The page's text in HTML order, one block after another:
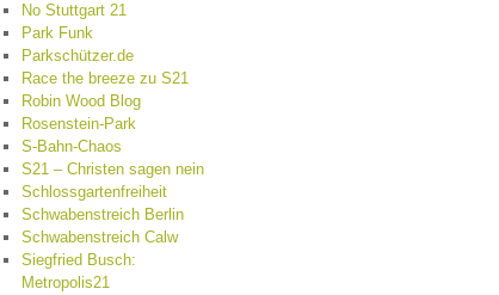
No Stuttgart 21
Park Funk
Parkschützer.de
Race the breeze zu S21
Robin Wood Blog
Rosenstein-Park
S-Bahn-Chaos
S21 – Christen sagen nein
Schlossgartenfreiheit
Schwabenstreich Berlin
Schwabenstreich Calw
Siegfried Busch:
Metropolis21